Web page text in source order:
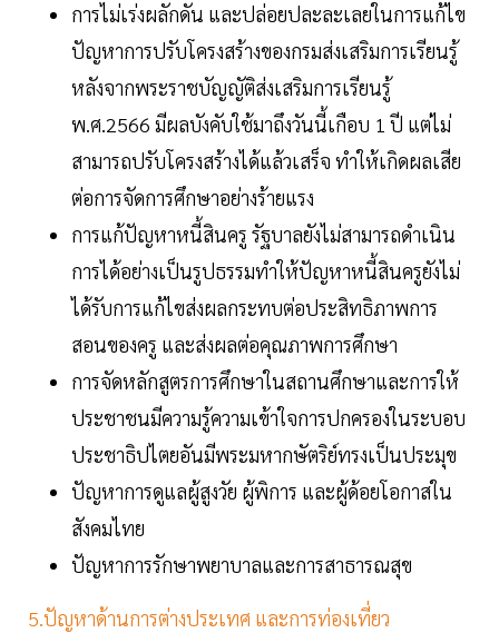
การไม่เร่งผลักดัน และปล่อยปละละเลยในการแก้ไข
ปัญหาการปรับโครงสร้างของกรมส่งเสริมการเรียนรู้
หลังจากพระราชบัญญัติส่งเสริมการเรียนรู้
พ.ศ.2566 มีผลบังคับใช้มาถึงวันนี้เกือบ 1 ปี แต่ไม่
สามารถปรับโครงสร้างได้แล้วเสร็จ ทำให้เกิดผลเสีย
ต่อการจัดการศึกษาอย่างร้ายแรง
การแก้ปัญหาหนี้สินครู รัฐบาลยังไม่สามารถดำเนิน
การได้อย่างเป็นรูปธรรมทำให้ปัญหาหนี้สินครูยังไม่
ได้รับการแก้ไขส่งผลกระทบต่อประสิทธิภาพการ
สอนของครู และส่งผลต่อคุณภาพการศึกษา
การจัดหลักสูตรการศึกษาในสถานศึกษาและการให้
ประชาชนมีความรู้ความเข้าใจการปกครองในระบอบ
ประชาธิปไตยอันมีพระมหากษัตริย์ทรงเป็นประมุข
ปัญหาการดูแลผู้สูงวัย ผู้พิการ และผู้ด้อยโอกาสใน
สังคมไทย
ปัญหาการรักษาพยาบาลและการสาธารณสุข
5.ปัญหาด้านการต่างประเทศ และการท่องเที่ยว